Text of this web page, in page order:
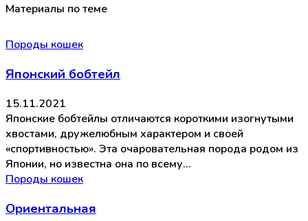
Материалы по теме
Породы кошек
Японский бобтейл
15.11.2021
Японские бобтейлы отличаются короткими изогнутыми
хвостами, дружелюбным характером и своей
«спортивностью». Эта очаровательная порода родом из
Японии, но известна она по всему…
Породы кошек
Ориентальная